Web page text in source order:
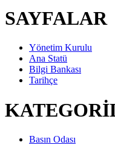
SAYFALAR
Yönetim Kurulu
Ana Statü
Bilgi Bankası
Tarihçe
Basın Odası